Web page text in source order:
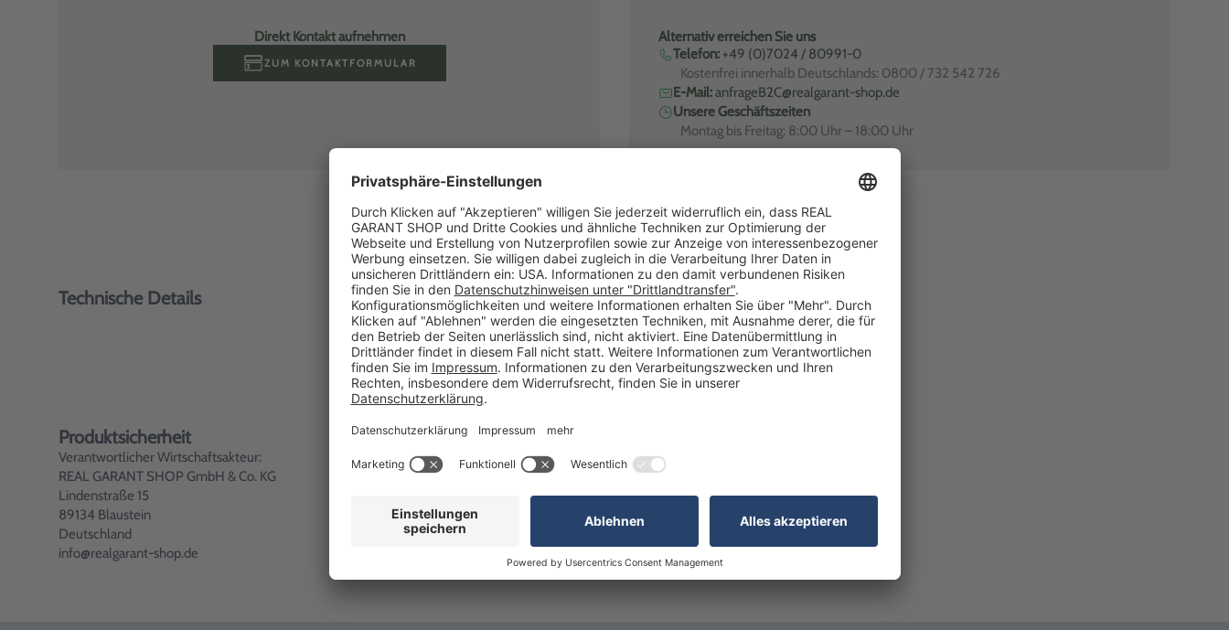
Direkt Kontakt aufnehmen
ZUM KONTAKTFORMULAR
Alternativ erreichen Sie uns
Telefon: +49 (0)7024 / 80991-0
Kostenfrei innerhalb Deutschlands: 0800 / 732 542 726
E-Mail:anfrageB2C@realgarant-shop.de
Unsere Geschäftszeiten
Montag bis Freitag: 8:00 Uhr – 18:00 Uhr
Technische Details
Produktsicherheit
Verantwortlicher Wirtschaftsakteur:
REAL GARANT SHOP GmbH & Co. KG
Lindenstraße 15
89134 Blaustein
Deutschland
info@realgarant-shop.de